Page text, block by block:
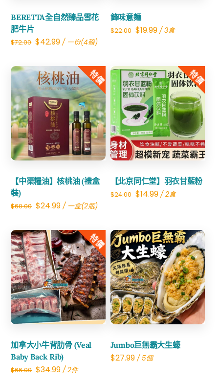
BERETTA全自然臻品雪花
肥牛片
$72.00 Original
was:
$72.00.
$42.99Current
is:
$42.99.
/ 一份(4磅)
鋒味意麵
$22.00 Original
$22.00.
$19.99Current
$19.99.
/ 3盒
特價
【中渠糧油】核桃油 (禮盒
裝)
$60.00 Original
was:
$60.00.
$24.99Current
is:
$24.99.
/ 一盒(2瓶)
Share
特價
【北京同仁堂】羽衣甘藍粉
$24.00 Original
$24.00.
$14.99Current
$14.99.
/ 2盒
Share
特價
加拿大小牛背肋骨 (Veal
Baby Back Rib)
$66.00 Original
$34.99Current
/ 2件
Share
Jumbo巨無霸大生蠔
$27.99/ 5個
Share